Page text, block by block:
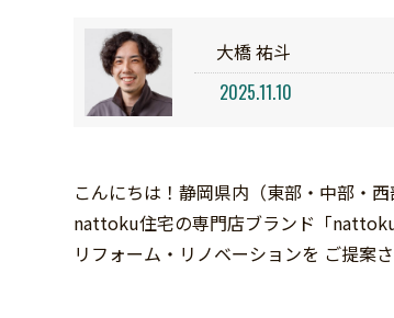
大橋 祐斗
2025.11.10
こんにちは！静岡県内（東部・中部・
nattoku住宅の専門店ブランド「
リフォーム・リノベーションを ご提案